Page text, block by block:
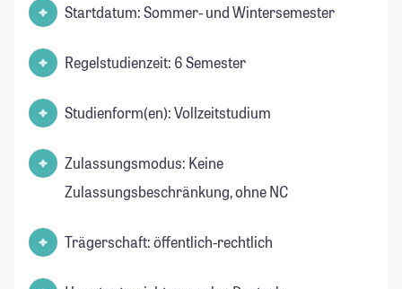
Startdatum: Sommer- und Wintersemester
Regelstudienzeit: 6 Semester
Studienform(en): Vollzeitstudium
Zulassungsmodus: Keine
Zulassungsbeschränkung, ohne NC
Trägerschaft: öffentlich-rechtlich